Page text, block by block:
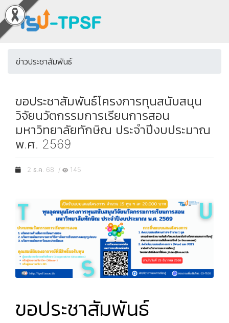
ข่าวประชาสัมพันธ์
ขอประชาสัมพันธ์โครงการทุนสนับสนุน
วิจัยนวัตกรรมการเรียนการสอน
มหาวิทยาลัยทักษิณ ประจำปีงบประมาณ
พ.ศ. 2569
2 ธ.ค. 68 / 145
ขอประชาสัมพันธ์